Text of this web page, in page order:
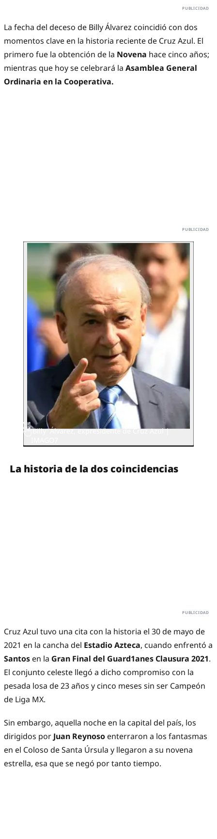
La fecha del deceso de Billy Álvarez coincidió con dos
momentos clave en la historia reciente de Cruz Azul. El
primero fue la obtención de la Novena hace cinco años;
mientras que hoy se celebrará la Asamblea General
Ordinaria en la Cooperativa.
'Billy' Álvarez, expresidente de Cruz Azul |
La historia de la dos coincidencias
Cruz Azul tuvo una cita con la historia el 30 de mayo de
2021 en la cancha del Estadio Azteca, cuando enfrentó a
Santos en la Gran Final del Guard1anes Clausura 2021.
El conjunto celeste llegó a dicho compromiso con la
pesada losa de 23 años y cinco meses sin ser Campeón
de Liga MX.
Sin embargo, aquella noche en la capital del país, los
dirigidos por Juan Reynoso enterraron a los fantasmas
en el Coloso de Santa Úrsula y llegaron a su novena
estrella, esa que se negó por tanto tiempo.